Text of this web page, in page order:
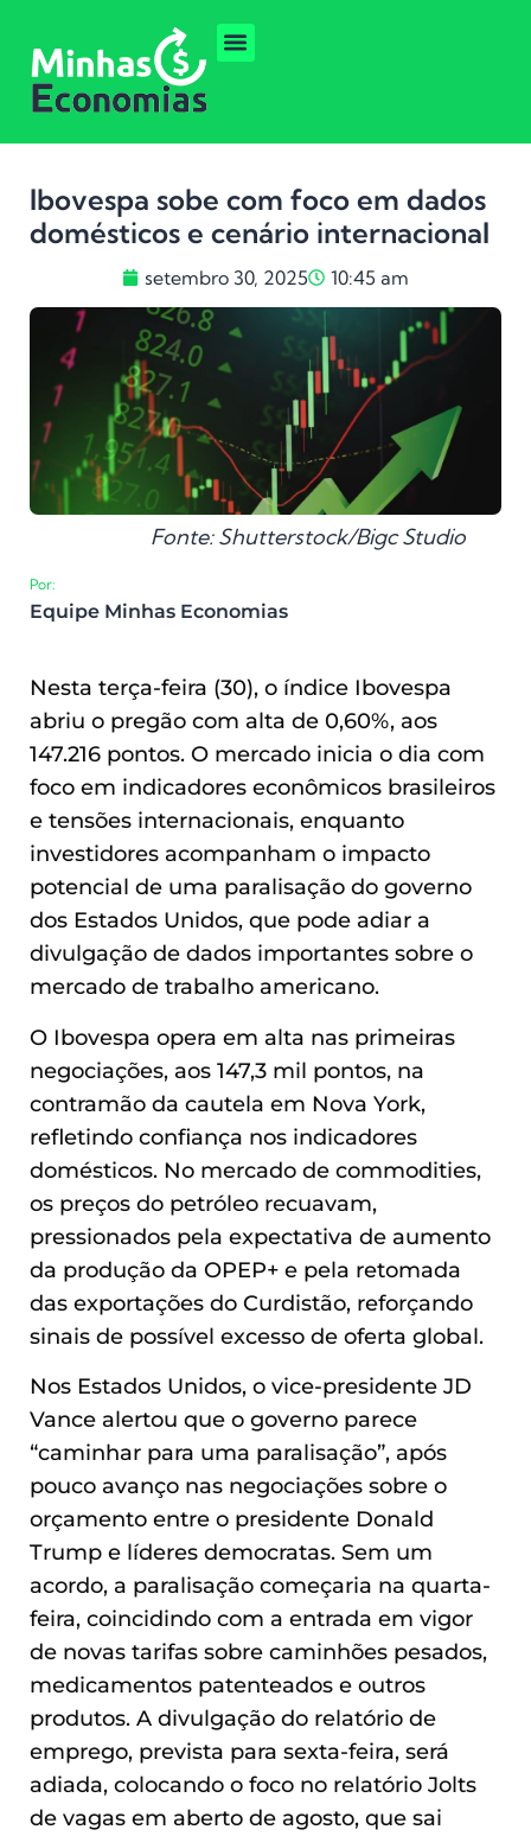
Ibovespa sobe com foco em dados
domésticos e cenário internacional
setembro 30, 2025 10:45 am
Fonte: Shutterstock/Bigc Studio
Por:
Equipe Minhas Economias
Nesta terça-feira (30), o índice Ibovespa
abriu o pregão com alta de 0,60%, aos
147.216 pontos. O mercado inicia o dia com
foco em indicadores econômicos brasileiros
e tensões internacionais, enquanto
investidores acompanham o impacto
potencial de uma paralisação do governo
dos Estados Unidos, que pode adiar a
divulgação de dados importantes sobre o
mercado de trabalho americano.
O Ibovespa opera em alta nas primeiras
negociações, aos 147,3 mil pontos, na
contramão da cautela em Nova York,
refletindo confiança nos indicadores
domésticos. No mercado de commodities,
os preços do petróleo recuavam,
pressionados pela expectativa de aumento
da produção da OPEP+ e pela retomada
das exportações do Curdistão, reforçando
sinais de possível excesso de oferta global.
Nos Estados Unidos, o vice-presidente JD
Vance alertou que o governo parece
“caminhar para uma paralisação”, após
pouco avanço nas negociações sobre o
orçamento entre o presidente Donald
Trump e líderes democratas. Sem um
acordo, a paralisação começaria na quarta-
feira, coincidindo com a entrada em vigor
de novas tarifas sobre caminhões pesados,
medicamentos patenteados e outros
produtos. A divulgação do relatório de
emprego, prevista para sexta-feira, será
adiada, colocando o foco no relatório Jolts
de vagas em aberto de agosto, que sai